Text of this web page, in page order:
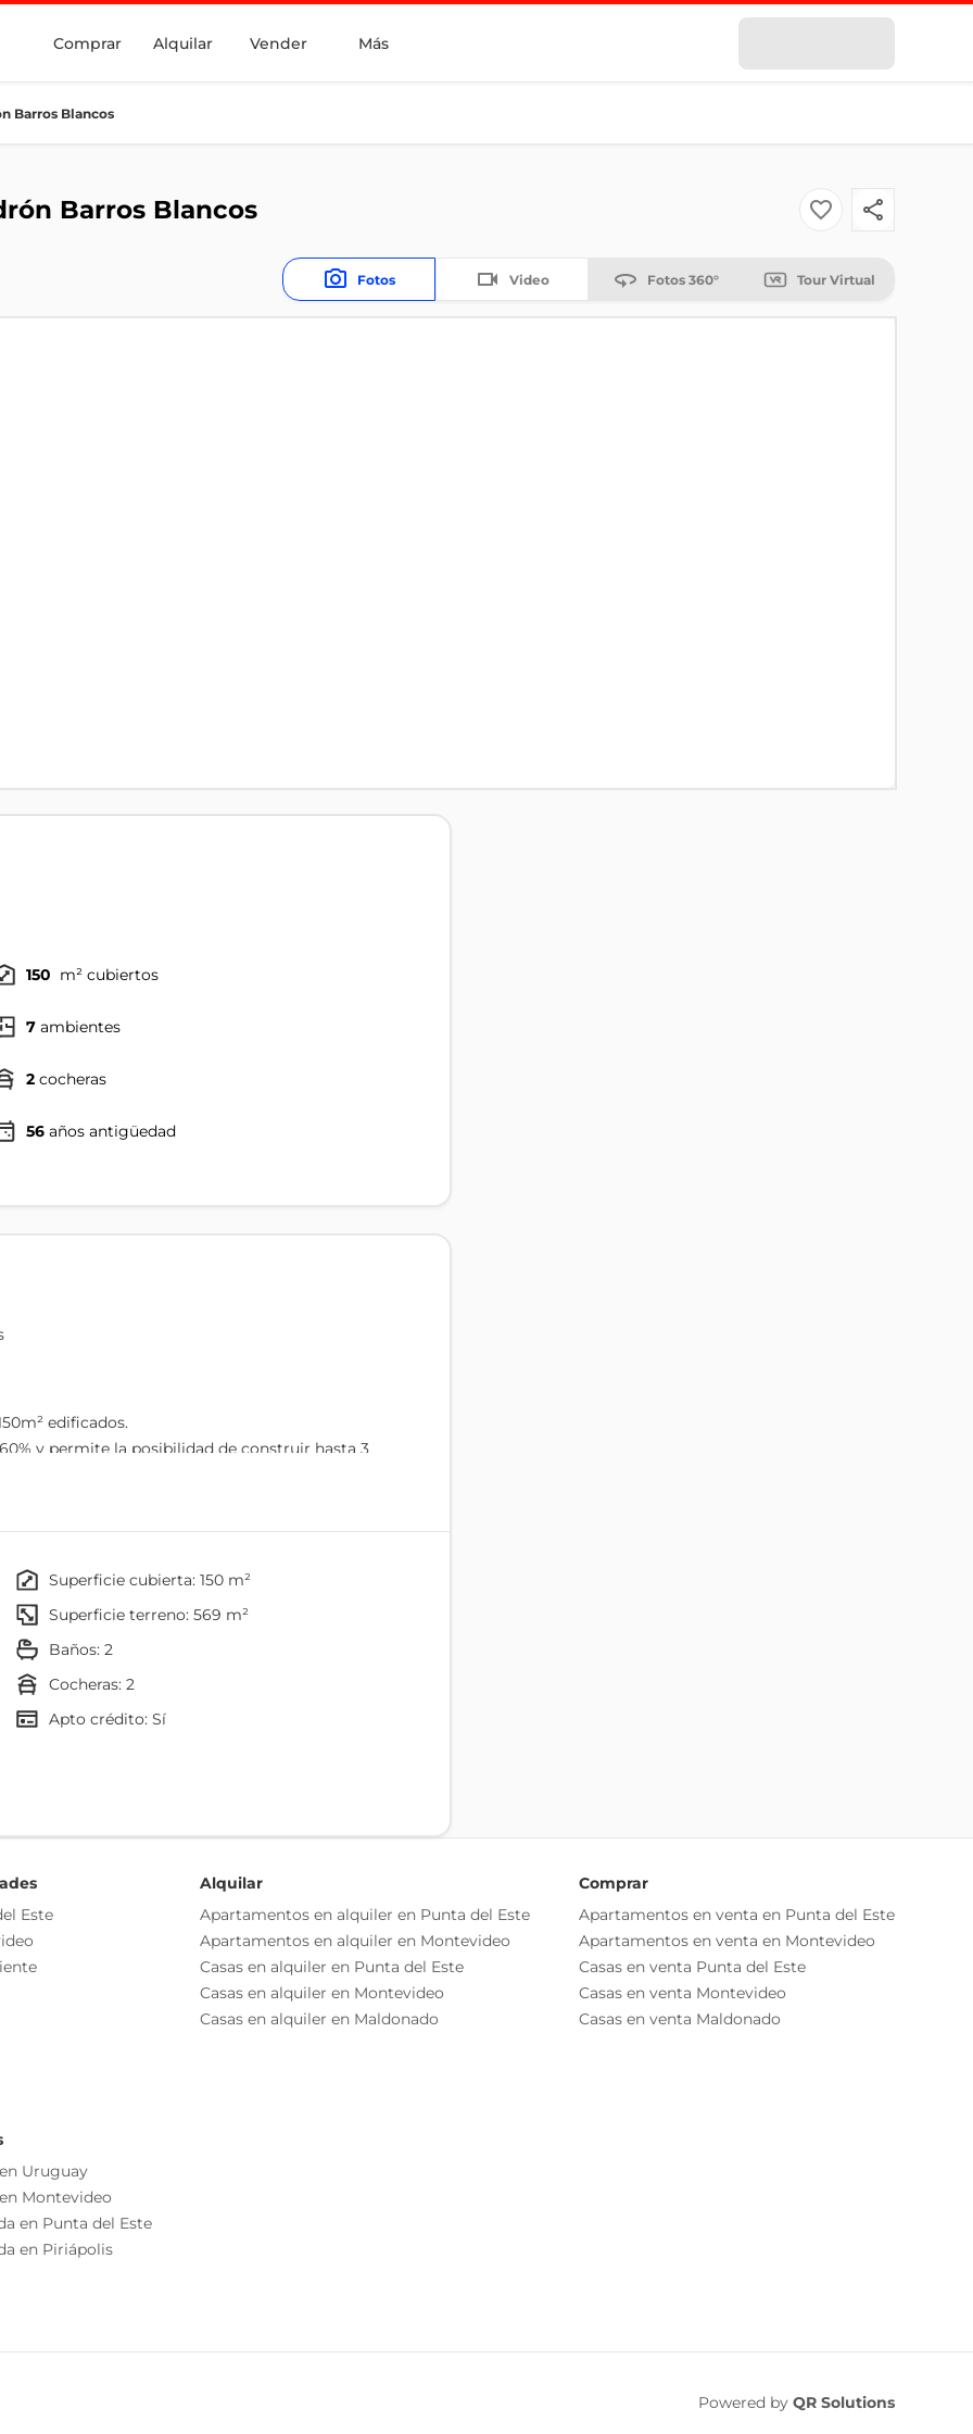
Comprar Alquilar Vender Más
Barros Blancos
Barros Blancos
Fotos Video Fotos 360° Tour Virtual
150 m² cubiertos
7 ambientes
2 cocheras
56 años antigüedad
edificados.
y permite la posibilidad de construir hasta 3
subdivisión. Ingreso vehicular y muro
Patio verde con
independiente
de las medidas, descripciones arquitectónicas y
cuyos valores son aproximados.
superficie cubierta: 150 m²
superficie terreno: 569 m²
baños: 2
cocheras: 2
Apto crédito: Sí
Este
Uruguay
Montevideo
en Punta del Este
en Piriápolis
Alquilar
Apartamentos en alquiler en Punta del Este
Apartamentos en alquiler en Montevideo
Casas en alquiler en Punta del Este
Casas en alquiler en Montevideo
Casas en alquiler en Maldonado
Comprar
Apartamentos en venta en Punta del Este
Apartamentos en venta en Montevideo
Casas en venta Punta del Este
Casas en venta Montevideo
Casas en venta Maldonado
Powered by QR Solutions